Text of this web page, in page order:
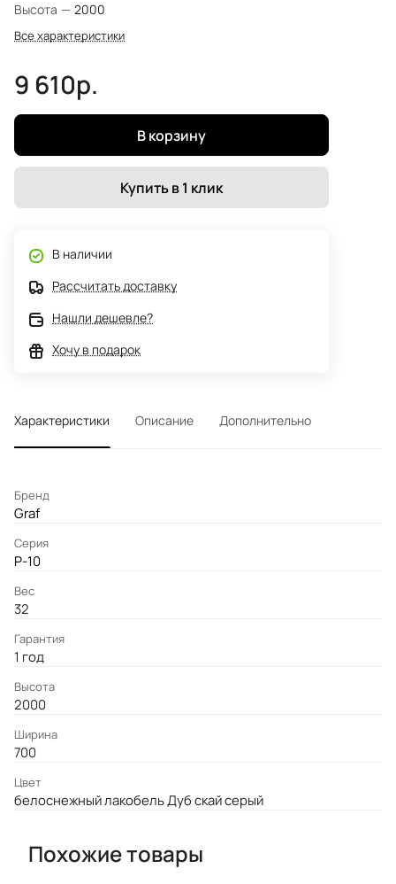
Высота — 2000
Все характеристики
9 610р.
В корзину
Купить в 1 клик
В наличии
Рассчитать доставку
Нашли дешевле?
Хочу в подарок
Характеристики Описание Дополнительно
Бренд
Graf
Серия
P-10
Вес
32
Гарантия
1 год
Высота
2000
Ширина
700
Цвет
белоснежный лакобель Дуб скай серый
Похожие товары